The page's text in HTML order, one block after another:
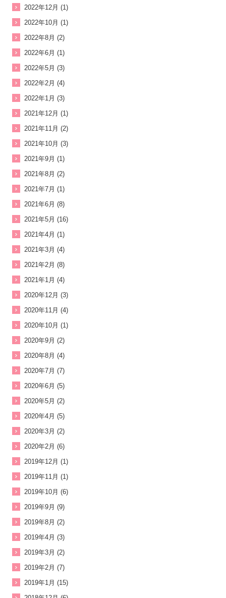
2022年12月 (1)
2022年10月 (1)
2022年8月 (2)
2022年6月 (1)
2022年5月 (3)
2022年2月 (4)
2022年1月 (3)
2021年12月 (1)
2021年11月 (2)
2021年10月 (3)
2021年9月 (1)
2021年8月 (2)
2021年7月 (1)
2021年6月 (8)
2021年5月 (16)
2021年4月 (1)
2021年3月 (4)
2021年2月 (8)
2021年1月 (4)
2020年12月 (3)
2020年11月 (4)
2020年10月 (1)
2020年9月 (2)
2020年8月 (4)
2020年7月 (7)
2020年6月 (5)
2020年5月 (2)
2020年4月 (5)
2020年3月 (2)
2020年2月 (6)
2019年12月 (1)
2019年11月 (1)
2019年10月 (6)
2019年9月 (9)
2019年8月 (2)
2019年4月 (3)
2019年3月 (2)
2019年2月 (7)
2019年1月 (15)